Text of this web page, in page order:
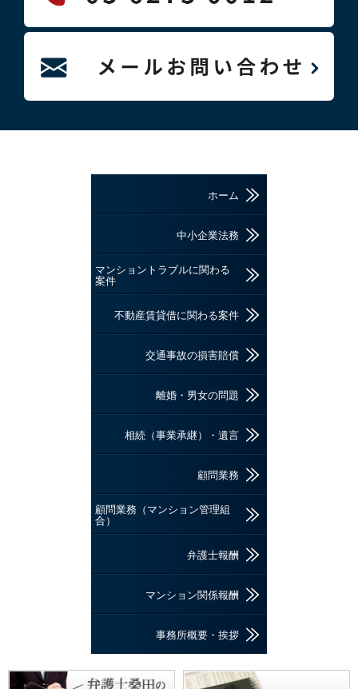
ホーム
中小企業法務
マンショントラブルに関わる
案件
不動産賃貸借に関わる案件
交通事故の損害賠償
離婚・男女の問題
相続（事業承継）・遺言
顧問業務
顧問業務（マンション管理組
合）
弁護士報酬
マンション関係報酬
事務所概要・挨拶